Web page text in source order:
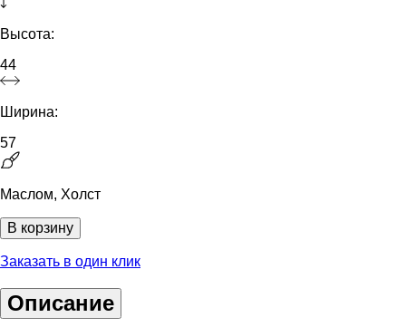
Высота:
44
Ширина:
57
Маслом, Холст
В корзину
Заказать в один клик
Описание